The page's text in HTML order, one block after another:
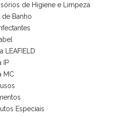
de Higiene e Limpeza
de Banho
LEAFIELD
IP
MC
Especiais